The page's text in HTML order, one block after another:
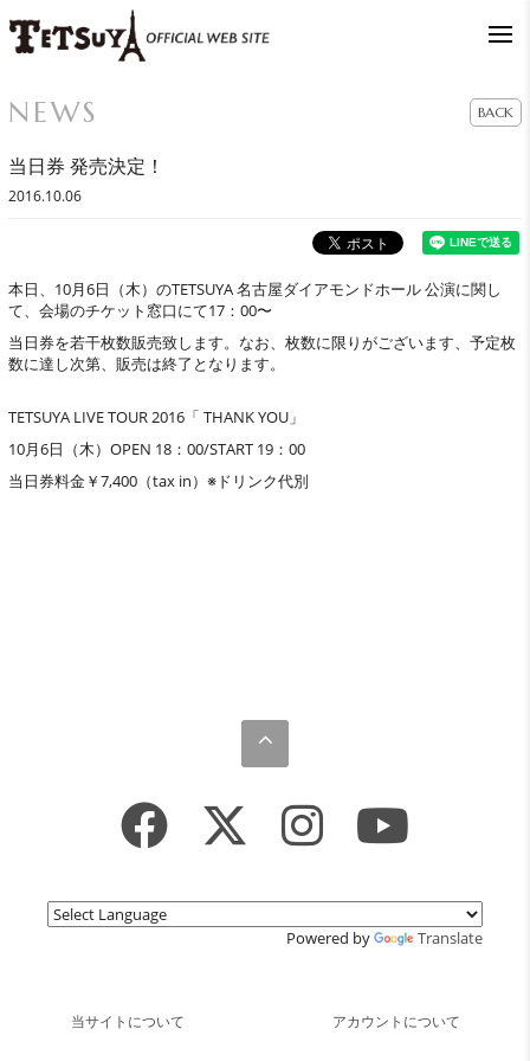
NEWS BACK
当日券 発売決定！
2016.10.06
本日、10月6日（木）のTETSUYA 名古屋ダイアモンドホール 公演に関し
て、会場のチケット窓口にて17：00〜
当日券を若干枚数販売致します。なお、枚数に限りがございます、予定枚
数に達し次第、販売は終了となります。
TETSUYA LIVE TOUR 2016「 THANK YOU」
10月6日（木）OPEN 18：00/START 19：00
当日券料金￥7,400（tax in）※ドリンク代別
Powered by Translate
当サイトについて アカウントについて